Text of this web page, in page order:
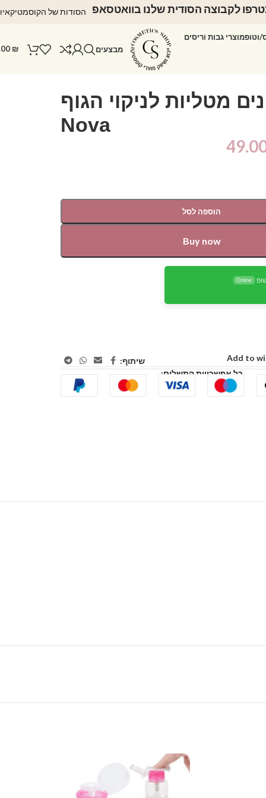
לקבוצה הסודית שלנו בוואטסאפ הסודות של
וטופמוצרי גבות וריסים
מבצעים ₪
מטליות לניקוי הגוף
Nova
הוספה לסל
Buy now
Online
Add to
שיתוף:
כל אפשרויות התשלום: